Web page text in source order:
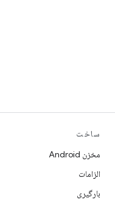
ساخت
مخزن Android
الزامات
بارگیری